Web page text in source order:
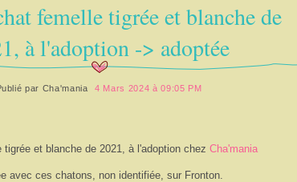
femelle tigrée et blanche de
à l'adoption -> adoptée
par Cha'mania 4 Mars 2024 à 09:05 PM
et blanche de 2021, à l'adoption chez Cha'mania
avec ces chatons, non identifiée, sur Fronton.